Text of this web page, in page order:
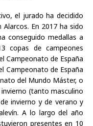
el jurado ha decidido
En 2017 ha sido
conseguido medallas a
copas de campeones
Campeonato de España
Campeonato de España
del Mundo Máster, o
(tanto masculino
invierno y de verano y
A lo largo del año
presentes en 10